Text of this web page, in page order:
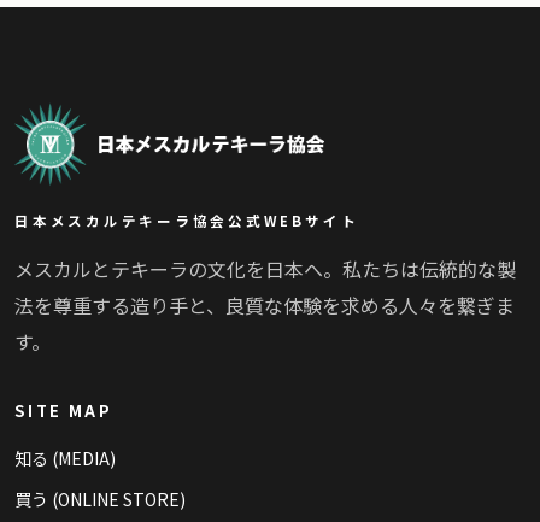
日本メスカルテキーラ協会公式WEBサイト
メスカルとテキーラの文化を日本へ。私たちは伝統的な製
法を尊重する造り手と、良質な体験を求める人々を繋ぎま
す。
SITE MAP
知る (MEDIA)
買う (ONLINE STORE)